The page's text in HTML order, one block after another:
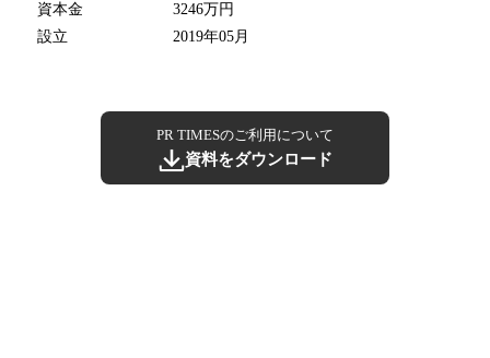
資本金
3246万円
設立
2019年05月
PR TIMESのご利用について
資料をダウンロード